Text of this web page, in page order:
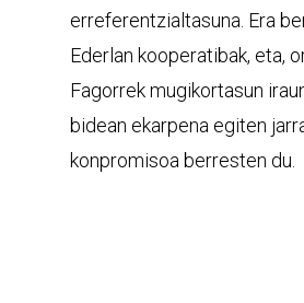
erreferentzialtasuna. Era
Ederlan kooperatibak, eta,
Fagorrek mugikortasun
bidean ekarpena egiten
konpromisoa berresten du.